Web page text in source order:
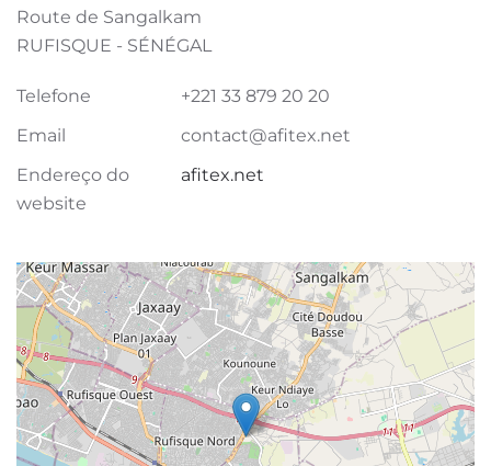
Route de Sangalkam
RUFISQUE - SÉNÉGAL
Telefone
+221 33 879 20 20
Email
contact@afitex.net
Endereço do
website
afitex.net